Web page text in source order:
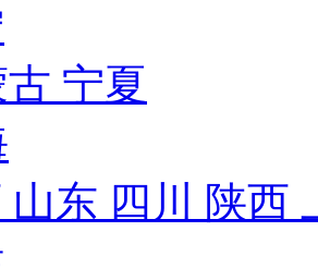
宁夏
山东 四川 陕西